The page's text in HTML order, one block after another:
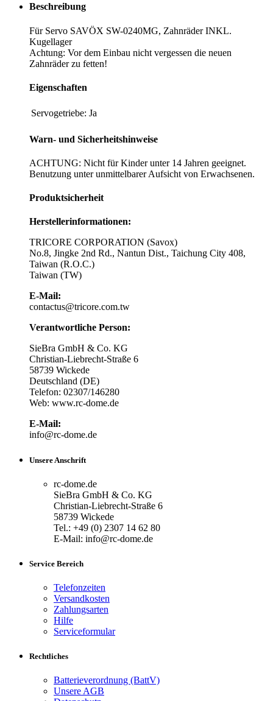
Beschreibung
Für Servo SAVÖX SW-0240MG, Zahnräder INKL.
Kugellager
Achtung: Vor dem Einbau nicht vergessen die neuen
Zahnräder zu fetten!
Eigenschaften
Servogetriebe: Ja
Warn- und Sicherheitshinweise
ACHTUNG: Nicht für Kinder unter 14 Jahren geeignet.
Benutzung unter unmittelbarer Aufsicht von Erwachsenen.
Produktsicherheit
Herstellerinformationen:
TRICORE CORPORATION (Savox)
No.8, Jingke 2nd Rd., Nantun Dist., Taichung City 408,
Taiwan (R.O.C.)
Taiwan (TW)
E-Mail:
contactus@tricore.com.tw
Verantwortliche Person:
SieBra GmbH & Co. KG
Christian-Liebrecht-Straße 6
58739 Wickede
Deutschland (DE)
Telefon: 02307/146280
Web: www.rc-dome.de
E-Mail:
info@rc-dome.de
Unsere Anschrift
rc-dome.de
SieBra GmbH & Co. KG
Christian-Liebrecht-Straße 6
58739 Wickede
Tel.: +49 (0) 2307 14 62 80
E-Mail: info@rc-dome.de
Service Bereich
Telefonzeiten
Versandkosten
Zahlungsarten
Hilfe
Serviceformular
Rechtliches
Batterieverordnung (BattV)
Unsere AGB